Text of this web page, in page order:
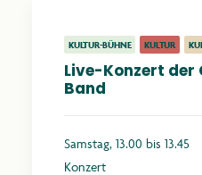
KULTUR-BÜHNE KULTUR
Live-Konzert der
Band
Samstag, 13.00 bis 13.45
Konzert